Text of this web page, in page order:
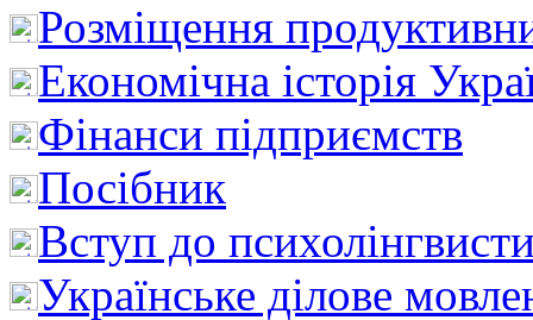
Розміщення
Економічна історія
Фінанси підприємств
Посібник
Вступ до
Українське ділове